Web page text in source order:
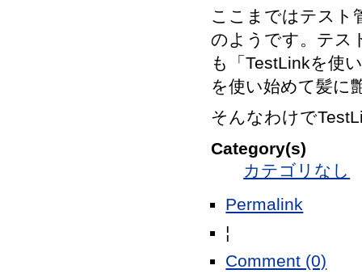
ここまではテスト
のようです。テス
も「TestLinkを使
を使い始めて髪に
そんなわけで
Category(s)
カテゴリなし
Permalink
¦
Comment (0)